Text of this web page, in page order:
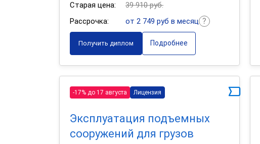
Старая цена:
39 910 руб.
Рассрочка:
от 2 749 руб в месяц
Получить диплом Подробнее
-17% до 17 августа Лицензия
Эксплуатация подъемных
сооружений для грузов